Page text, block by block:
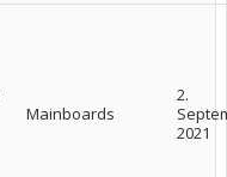
Mainboards
2.
2021